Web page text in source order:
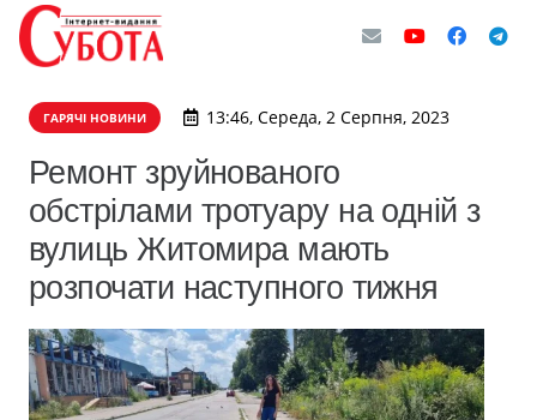
ГАРЯЧІ НОВИНИ 13:46, Середа, 2 Серпня, 2023
Ремонт зруйнованого
обстрілами тротуару на одній з
вулиць Житомира мають
розпочати наступного тижня